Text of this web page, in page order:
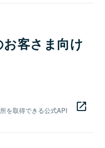
客さま向け
を取得できる公式API